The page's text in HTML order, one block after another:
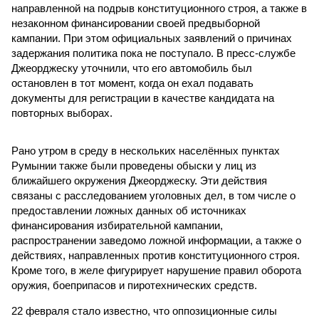
направленной на подрыв конституционного строя, а также в
незаконном финансировании своей предвыборной
кампании. При этом официальных заявлений о причинах
задержания политика пока не поступало. В пресс-службе
Джеорджеску уточнили, что его автомобиль был
остановлен в тот момент, когда он ехал подавать
документы для регистрации в качестве кандидата на
повторных выборах.
Рано утром в среду в нескольких населённых пунктах
Румынии также были проведены обыски у лиц из
ближайшего окружения Джеорджеску. Эти действия
связаны с расследованием уголовных дел, в том числе о
предоставлении ложных данных об источниках
финансирования избирательной кампании,
распространении заведомо ложной информации, а также о
действиях, направленных против конституционного строя.
Кроме того, в желе фигурирует нарушение правил оборота
оружия, боеприпасов и пиротехнических средств.
22 февраля стало известно, что оппозиционные силы